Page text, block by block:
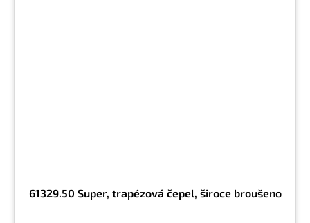
61329.50 Super, trapézová čepel, široce broušeno